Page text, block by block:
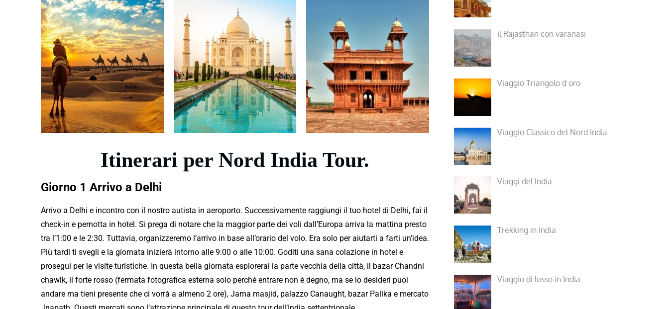
Itinerari per Nord India Tour.
Giorno 1 Arrivo a Delhi
Arrivo a Delhi e incontro con il nostro autista in aeroporto. Successivamente raggiungi il tuo hotel di Delhi, fai il
check-in e pernotta in hotel. Si prega di notare che la maggior parte dei voli dall’Europa arriva la mattina presto
tra l’1:00 e le 2:30. Tuttavia, organizzeremo l’arrivo in base all’orario del volo. Era solo per aiutarti a farti un’idea.
Più tardi ti svegli e la giornata inizierà intorno alle 9:00 o alle 10:00. Goditi una sana colazione in hotel e
prosegui per le visite turistiche. In questa bella giornata esplorerai la parte vecchia della città, il bazar Chandni
chawlk, il forte rosso (fermata fotografica esterna solo perché entrare non è degno, ma se lo desideri puoi
andare ma tieni presente che ci vorrà a almeno 2 ore), Jama masjid, palazzo Canaught, bazar Palika e mercato
il Rajasthan con varanasi
Viaggio Triangolo d oro
Viaggio Classico del Nord India
Viaggi del India
Trekking in India
Viaggio di lusso in India